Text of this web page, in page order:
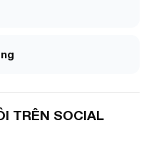
TRÊN SOCIAL